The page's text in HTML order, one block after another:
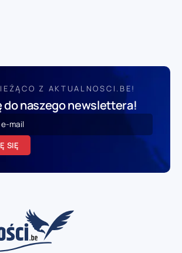
Z AKTUALNOSCI.BE!
do naszego newslettera!
SIĘ